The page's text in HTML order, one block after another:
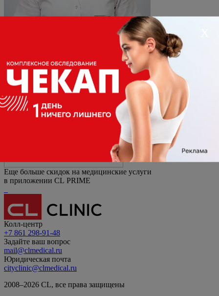
Акушер-гинеколог, Ультразвуковая диагностика
Анзина Любовь Валентиновна
стаж: 12 лет
Подробнее
Еще больше скидок на медицинские услуги
в приложении CL PRIME
Колл-центр
+7 861 298-91-48
Задайте ваш вопрос
mail@clmedical.ru
Юридическая почта
cityclinic@clmedical.ru
2008–2026 СL, все права защищены